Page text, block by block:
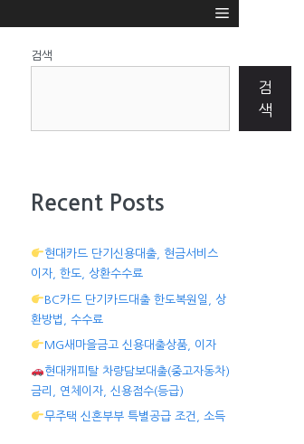
검색
검
색
Recent Posts
현대카드 단기신용대출, 현금서비스
이자, 한도, 상환수수료
BC카드 단기카드대출 한도복원일, 상
환방법, 수수료
MG새마을금고 신용대출상품, 이자
현대캐피탈 차량담보대출(중고자동차)
금리, 연체이자, 신용점수(등급)
무주택 신혼부부 특별공급 조건, 소득